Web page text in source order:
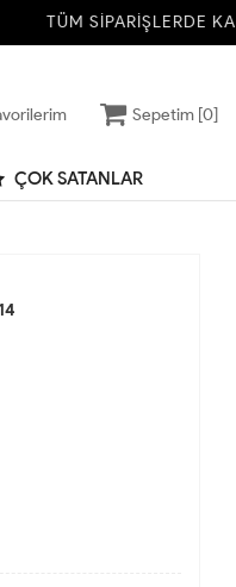
TÜM SİPARİŞLERDE
Sepetim [0]
ÇOK SATANLAR